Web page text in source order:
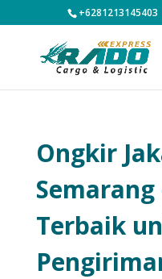
+6281213145403
Ongkir
Terbaik